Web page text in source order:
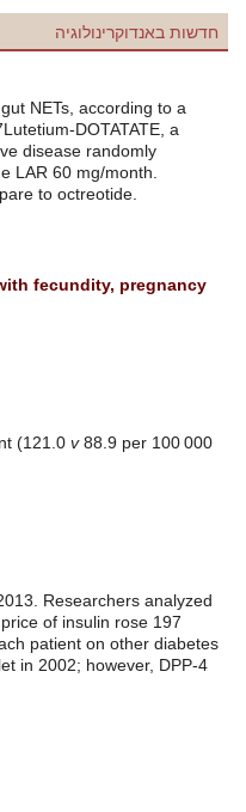
neuroendocrine
progression or death in
The phase III trial
230 patients with
7.4 GBq every 8 weeks
risk for progression or
autoimmunity are not
Cancer
risk of bladder cancer
Between 2002 And 2013
nearly 200 percent
with diabetes and found
the amount of money
to 31 cents in 2013 from
HRT